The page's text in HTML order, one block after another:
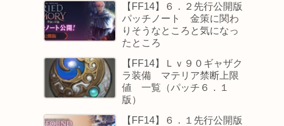
【FF14】６．２先行公開版
パッチノート 金策に関わ
りそうなところと気になっ
たところ
【FF14】Ｌｖ９０ギャザク
ラ装備 マテリア禁断上限
値 一覧（パッチ６．１
版）
【FF14】６．１先行公開版